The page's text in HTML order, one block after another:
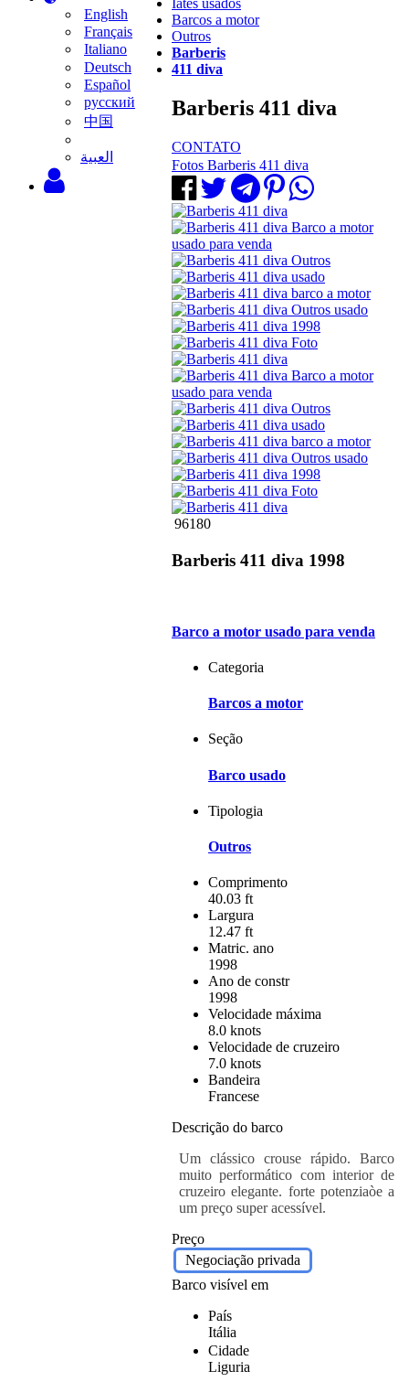
English
Français
Italiano
Deutsch
Español
русский
中国
‫العبية
Barcos a motor
Outros
Barberis
411 diva
Barberis 411 diva
CONTATO
Fotos Barberis 411 diva
96180
Barberis 411 diva 1998
Barco a motor usado para venda
Categoria
Barcos a motor
Seção
Barco usado
Tipologia
Outros
Comprimento
40.03 ft
Largura
12.47 ft
Matric. ano
1998
Ano de constr
1998
Velocidade máxima
8.0 knots
Velocidade de cruzeiro
7.0 knots
Bandeira
Francese
Descrição do barco
Um clássico crouse rápido. Barco
muito performático com interior de
cruzeiro elegante. forte potenziaòe a
um preço super acessível.
Preço
Negociação privada
Barco visível em
País
Itália
Cidade
Liguria